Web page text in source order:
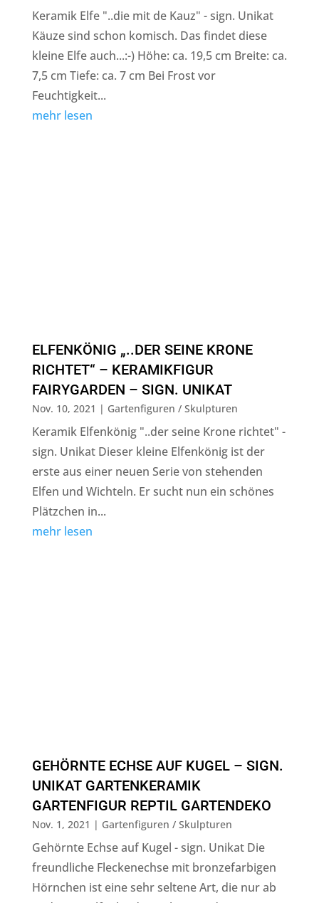
Keramik Elfe "..die mit de Kauz" - sign. Unikat
Käuze sind schon komisch. Das findet diese
kleine Elfe auch...:-) Höhe: ca. 19,5 cm Breite: ca.
7,5 cm Tiefe: ca. 7 cm Bei Frost vor
Feuchtigkeit...
mehr lesen
ELFENKÖNIG „..DER SEINE KRONE
RICHTET“ – KERAMIKFIGUR
FAIRYGARDEN – SIGN. UNIKAT
Nov. 10, 2021 | Gartenfiguren / Skulpturen
Keramik Elfenkönig "..der seine Krone richtet" -
sign. Unikat Dieser kleine Elfenkönig ist der
erste aus einer neuen Serie von stehenden
Elfen und Wichteln. Er sucht nun ein schönes
Plätzchen in...
mehr lesen
GEHÖRNTE ECHSE AUF KUGEL – SIGN.
UNIKAT GARTENKERAMIK
GARTENFIGUR REPTIL GARTENDEKO
Nov. 1, 2021 | Gartenfiguren / Skulpturen
Gehörnte Echse auf Kugel - sign. Unikat Die
freundliche Fleckenechse mit bronzefarbigen
Hörnchen ist eine sehr seltene Art, die nur ab